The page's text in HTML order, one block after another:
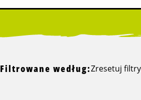
Filtrowane według:Zresetuj filtry